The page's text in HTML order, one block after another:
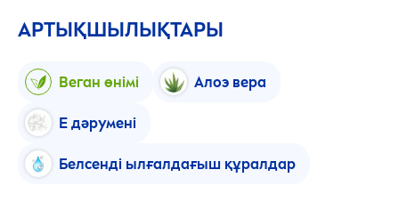
АРТЫҚШЫЛЫҚТАРЫ
Веган өнімі Алоэ вера
Е дәрумені
Белсенді ылғалдағыш құралдар